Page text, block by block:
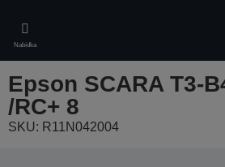
main
content
Nabídka
Epson SCARA T3-
/RC+ 8
SKU: R11N042004